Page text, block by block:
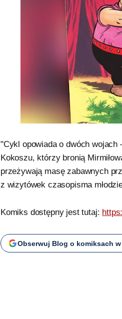
"Cykl opowiada o dwóch
Kokoszu, którzy bronią
przeżywają masę zabawnych
z wizytówek czasopisma
Komiks dostępny jest tutaj:
Obserwuj Blog o komiksach